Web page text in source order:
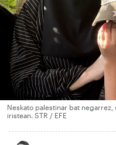
Neskato palestinar bat
iristean. STR / EFE